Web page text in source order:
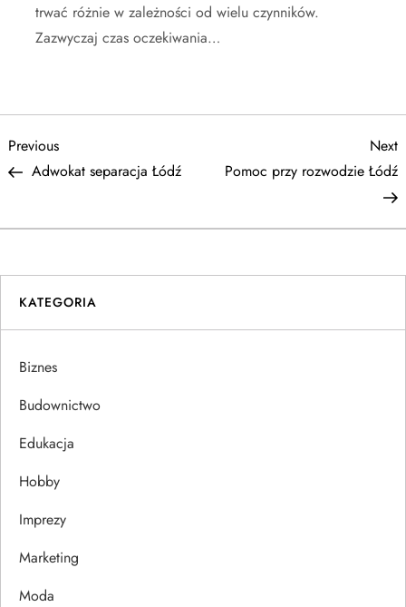
trwać różnie w zależności od wielu czynników.
Zazwyczaj czas oczekiwania…
N
w
i
g
a
c
a
w
p
Previous
Post
Previous
Adwokat separacja Łódź
Next
Pomoc przy rozwodzie Łódź
KATEGORIA
Biznes
Budownictwo
Edukacja
Hobby
Imprezy
Marketing
Moda